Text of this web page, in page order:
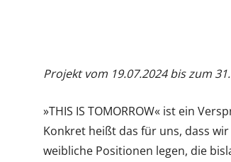
Projekt vom 19.07.2024 bis zum
»THIS IS TOMORROW« ist ein
Konkret heißt das für uns, dass
weibliche Positionen legen, die